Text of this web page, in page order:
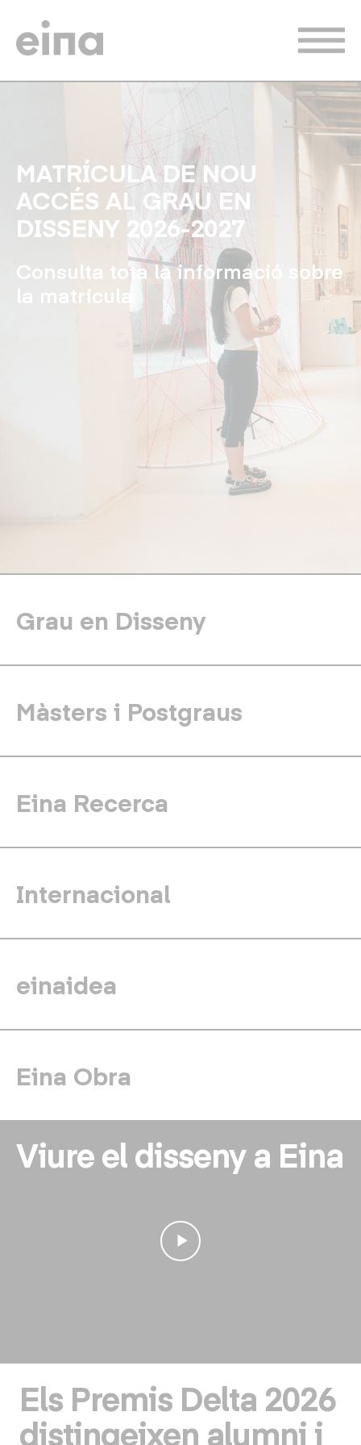
MATRÍCULA DE NOU
ACCÉS AL GRAU EN
DISSENY 2026-2027
Consulta tota la informació sobre
la matrícula
Grau en Disseny
Màsters i Postgraus
Eina Recerca
Internacional
einaidea
Eina Obra
Viure el disseny a Eina
Els Premis Delta 2026
distingeixen alumni i